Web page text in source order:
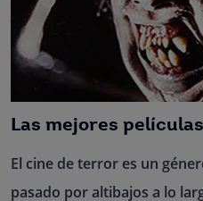
Las mejores
El cine de terror es un
pasado por altibajos a lo